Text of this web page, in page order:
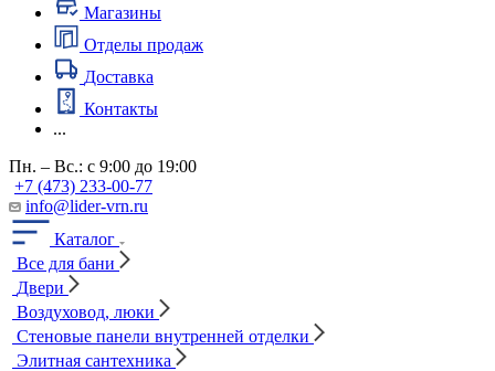
Магазины
Отделы продаж
Доставка
Контакты
...
Пн. – Вс.: с 9:00 до 19:00
+7 (473) 233-00-77
info@lider-vrn.ru
Каталог
Все для бани
Двери
Воздуховод, люки
Стеновые панели внутренней отделки
Элитная сантехника